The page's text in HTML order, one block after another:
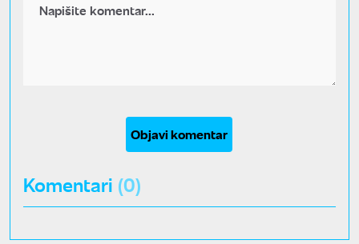
Objavi komentar
Komentari (0)